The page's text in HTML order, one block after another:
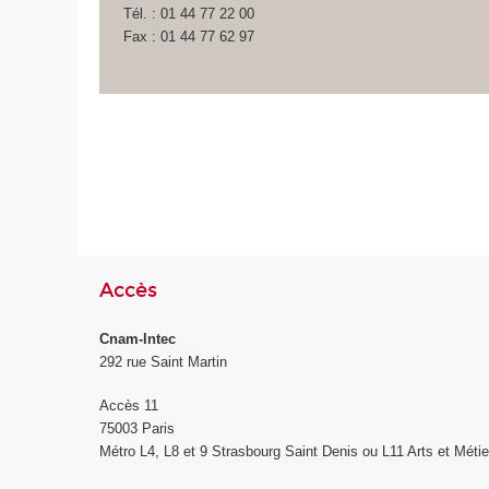
Tél. : 01 44 77 22 00
Fax : 01 44 77 62 97
Accès
Cnam-Intec
292 rue Saint Martin
Accès 11
75003 Paris
Métro L4, L8 et 9 Strasbourg Saint Denis ou L11 Arts et